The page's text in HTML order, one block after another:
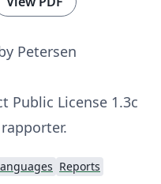
Petersen
Public License 1.3c
Reports